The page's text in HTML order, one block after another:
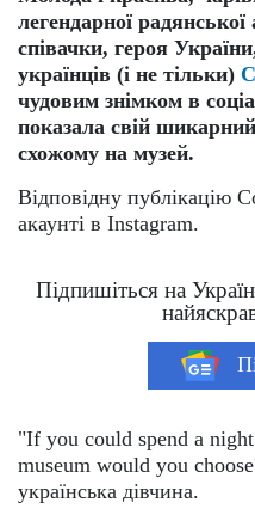
легендарної
співачки, героя
українців (і не тільки)
чудовим знімком в
показала свій
схожому на музей.
Відповідну публікацію
акаунті в Instagram.
Підпишіться на
"If you could spend a
museum would you
українська дівчина.